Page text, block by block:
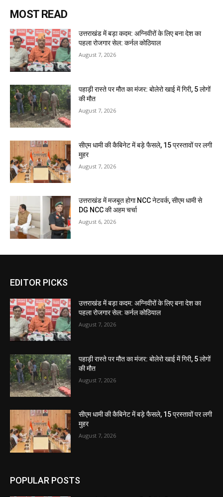
MOST READ
उत्तराखंड में बड़ा कदम: अग्निवीरों के लिए बना देश का
पहला रोजगार सेल: कर्नल कोठियाल
August 7, 2026
पहाड़ी रास्ते पर मौत का मंजर: बोलेरो खाई में गिरी, 5 लोगों
की मौत
August 7, 2026
सीएम धामी की कैबिनेट में बड़े फैसले, 15 प्रस्तावों पर लगी
मुहर
August 7, 2026
उत्तराखंड में मजबूत होगा NCC नेटवर्क, सीएम धामी से
DG NCC की अहम चर्चा
August 6, 2026
EDITOR PICKS
उत्तराखंड में बड़ा कदम: अग्निवीरों के लिए बना देश का
पहला रोजगार सेल: कर्नल कोठियाल
August 7, 2026
पहाड़ी रास्ते पर मौत का मंजर: बोलेरो खाई में गिरी, 5 लोगों
की मौत
August 7, 2026
सीएम धामी की कैबिनेट में बड़े फैसले, 15 प्रस्तावों पर लगी
मुहर
August 7, 2026
POPULAR POSTS